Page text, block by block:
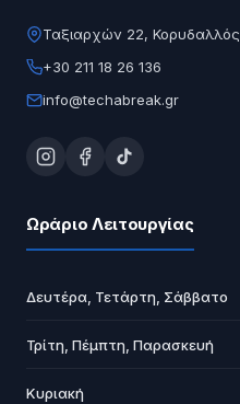
Ταξιαρχών 22, Κορυδαλλός
+30 211 18 26 136
info@techabreak.gr
Ωράριο Λειτουργίας
Δευτέρα, Τετάρτη, Σάββατο
Τρίτη, Πέμπτη, Παρασκευή
Κυριακή